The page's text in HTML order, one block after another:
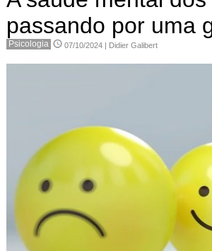
passando por uma
Psicologia 07/10/2024 | Didier Galibert